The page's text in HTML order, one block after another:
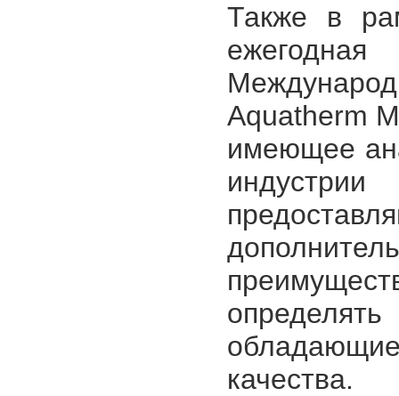
Также в
Aquatherm
имеющее
качества.